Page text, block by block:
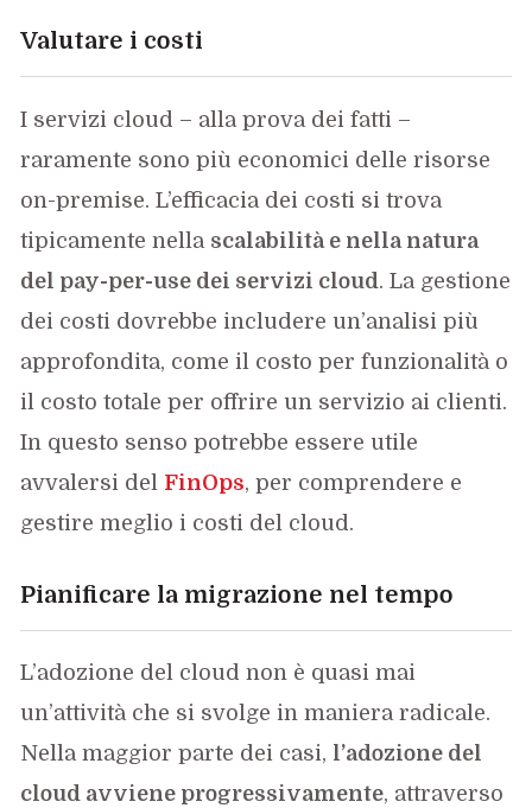
Valutare i costi
I servizi cloud – alla prova dei fatti –
raramente sono più economici delle risorse
on-premise. L’efficacia dei costi si trova
tipicamente nella scalabilità e nella natura
del pay-per-use dei servizi cloud. La gestione
dei costi dovrebbe includere un’analisi più
approfondita, come il costo per funzionalità o
il costo totale per offrire un servizio ai clienti.
In questo senso potrebbe essere utile
avvalersi del FinOps, per comprendere e
gestire meglio i costi del cloud.
Pianificare la migrazione nel tempo
L’adozione del cloud non è quasi mai
un’attività che si svolge in maniera radicale.
Nella maggior parte dei casi, l’adozione del
cloud avviene progressivamente, attraverso